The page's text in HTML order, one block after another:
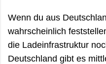
Wenn du aus
wahrscheinlich
die Ladeinfrastruktur
Deutschland gibt es